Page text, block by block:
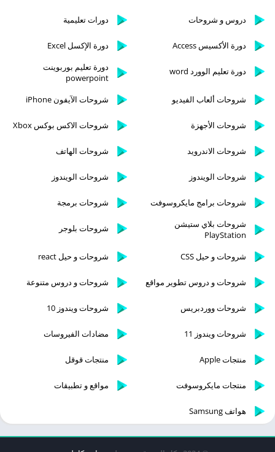
دروس و شروحات دورات تعليمية
دورة الأكسيس Access دورة الإكسل Excel
دورة تعليم الوورد word
دورة تعليم بوربوينت
powerpoint
شروحات ألعاب الفيديو
شروحات الآيفون iPhone
شروحات الأجهزة شروحات الاكس بوكس Xbox
شروحات الاندرويد شروحات الهاتف
شروحات الويندوز شروحات الويندوز
شروحات برامج مايكروسوفت
شروحات برمجة
شروحات بلاي ستيشن
PlayStation
شروحات بلوجر
شروحات و حيل CSS شروحات و حيل react
شروحات و دروس تطوير مواقع شروحات و دروس متنوعة
شروحات ووردبريس شروحات ويندوز 10
شروحات ويندوز 11 مضادات الفيروسات
منتجات Apple منتجات قوقل
منتجات مايكروسوفت مواقع و تطبيقات
هواتف Samsung